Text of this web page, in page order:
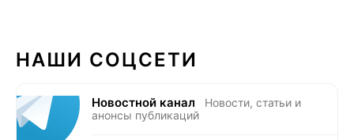
НАШИ СОЦСЕТИ
Новостной канал
Новости, статьи и
анонсы публикаций